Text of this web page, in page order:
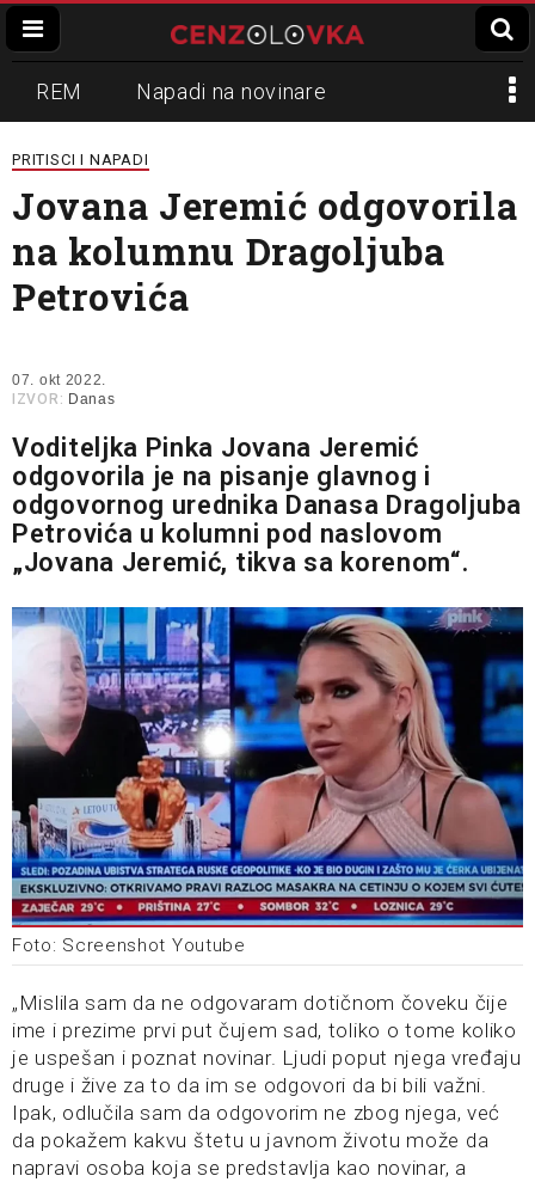
REM Napadi na novinare
Zvučni top
Propaganda Lokalni mediji
Informer Slavko Ćuruvija
PRITISCI I NAPADI
Jovana Jeremić odgovorila
na kolumnu Dragoljuba
Petrovića
07. okt 2022.
IZVOR: Danas
Voditeljka Pinka Jovana Jeremić
odgovorila je na pisanje glavnog i
odgovornog urednika Danasa Dragoljuba
Petrovića u kolumni pod naslovom
„Jovana Jeremić, tikva sa korenom“.
Foto: Screenshot Youtube
„Mislila sam da ne odgovaram dotičnom čoveku čije
ime i prezime prvi put čujem sad, toliko o tome koliko
je uspešan i poznat novinar. Ljudi poput njega vređaju
druge i žive za to da im se odgovori da bi bili važni.
Ipak, odlučila sam da odgovorim ne zbog njega, već
da pokažem kakvu štetu u javnom životu može da
napravi osoba koja se predstavlja kao novinar, a